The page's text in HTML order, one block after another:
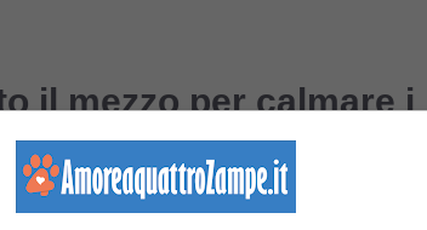
il mezzo per calmare i
solo!